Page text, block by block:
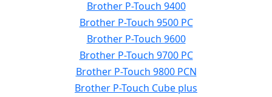
Brother P-Touch 9400
Brother P-Touch 9500 PC
Brother P-Touch 9600
Brother P-Touch 9700 PC
Brother P-Touch 9800 PCN
Brother P-Touch Cube plus